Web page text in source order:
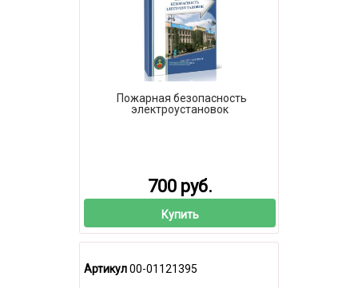
Пожарная безопасность
электроустановок
700 руб.
Купить
Артикул00-01121395